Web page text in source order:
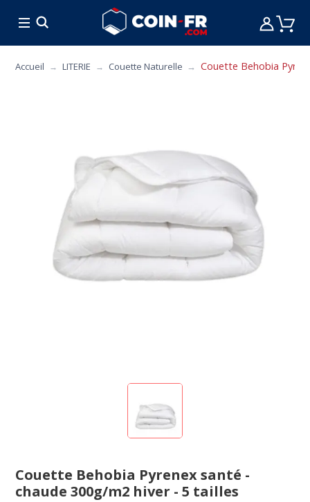
CUISINE MOBILIER
Accueil LITERIE Couette Naturelle Couette Behobia
Couette Behobia Pyrenex santé -
chaude 300g/m2 hiver - 5 tailles